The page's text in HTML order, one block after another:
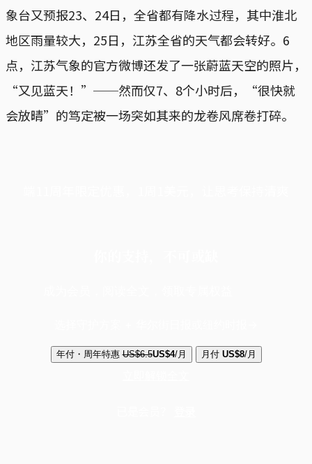
象台又预报23、24日，全省都有降水过程，其中淮北
地区雨量较大，25日，江苏全省的天气都会转好。6
点，江苏气象的官方微博还发了一张蔚蓝天空的照片，
“又见蓝天！”──然而仅7、8个小时后，“很快就
会放晴”的笃定被一场突如其来的龙卷风席卷打碎。
年付・周年特惠 US$6.5US$4/月 月付 US$8/月